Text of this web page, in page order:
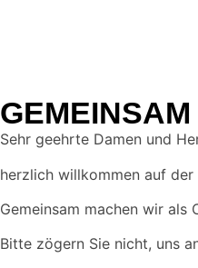
Sehr geehrte Damen und
herzlich willkommen auf
Gemeinsam machen wir
Bitte zögern Sie nicht, uns